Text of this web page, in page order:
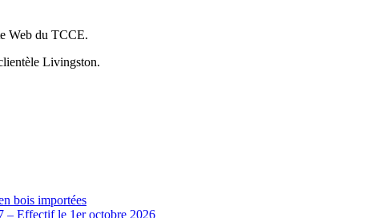
Web du TCCE.
Livingston.
bois importées
– Effectif le 1er octobre 2026